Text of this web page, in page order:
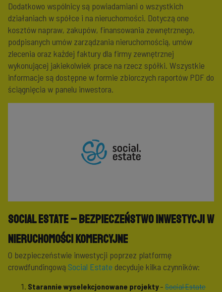
Dodatkowo wspólnicy są powiadamiani o wszystkich
działaniach w spółce i na nieruchomości. Dotyczą one
kosztów napraw, zakupów, finansowania zewnętrznego,
podpisanych umów zarządzania nieruchomością, umów
zlecenia oraz każdej faktury dla firmy zewnętrznej
wykonującej jakiekolwiek prace na rzecz spółki. Wszystkie
informacje są dostępne w formie zbiorczych raportów PDF do
ściągnięcia w panelu inwestora.
Social Estate – bezpieczeństwo inwestycji w
nieruchomości komercyjne
O bezpieczeństwie inwestycji poprzez platformę
crowdfundingową Social Estate decyduje kilka czynników:
Starannie wyselekcjonowane projekty– Social Estate